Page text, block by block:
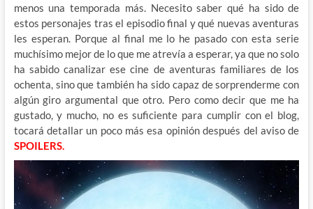
menos una temporada más. Necesito saber qué ha sido de
estos personajes tras el episodio final y qué nuevas aventuras
les esperan. Porque al final me lo he pasado con esta serie
muchísimo mejor de lo que me atrevía a esperar, ya que no solo
ha sabido canalizar ese cine de aventuras familiares de los
ochenta, sino que también ha sido capaz de sorprenderme con
algún giro argumental que otro. Pero como decir que me ha
gustado, y mucho, no es suficiente para cumplir con el blog,
tocará detallar un poco más esa opinión después del aviso de
SPOILERS.